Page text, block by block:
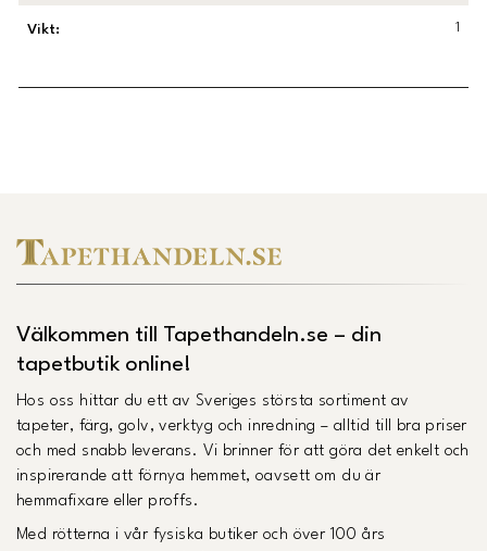
Vikt: 1
Välkommen till Tapethandeln.se – din
tapetbutik online!
Hos oss hittar du ett av Sveriges största sortiment av
tapeter, färg, golv, verktyg och inredning – alltid till bra priser
och med snabb leverans. Vi brinner för att göra det enkelt och
inspirerande att förnya hemmet, oavsett om du är
hemmafixare eller proffs.
Med rötterna i vår fysiska butiker och över 100 års